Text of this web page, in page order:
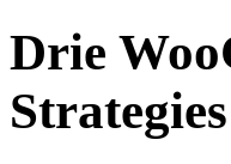
Drie
Strategies